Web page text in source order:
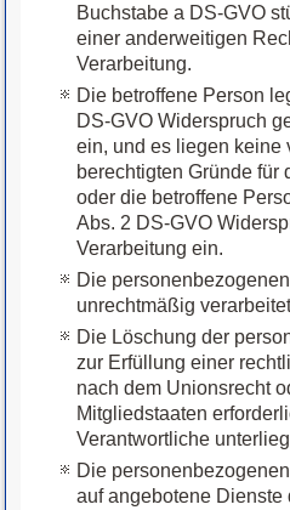
Buchstabe a DS-GVO
einer anderweitigen
Verarbeitung.
Die betroffene Person
DS-GVO Widerspruch
ein, und es liegen keine
berechtigten Gründe für
oder die betroffene
Abs. 2 DS-GVO
Verarbeitung ein.
Die
unrechtmäßig
Die Löschung der
zur Erfüllung einer
nach dem Unionsrecht
Mitgliedstaaten
Verantwortliche
Die
auf angebotene Dienste